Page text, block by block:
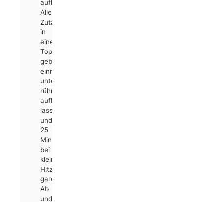
auflösen.
Alle
Zutaten
in
einen
Topf
geben,
einmal
unter
rühren
aufkochen
lassen
und
25
Minuten
bei
kleiner
Hitze
garen.
Ab
und